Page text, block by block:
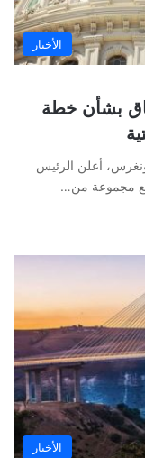
الأخبار
بشأن خطة
أعلن الرئيس
مع مجموعة من…
الأخبار